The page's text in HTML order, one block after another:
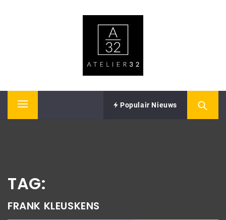
Primary
Populair Nieuws
TAG:
FRANK KLEUSKENS